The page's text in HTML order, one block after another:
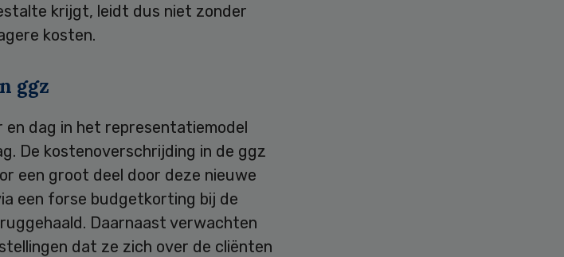
krijgt, leidt dus niet zonder
kosten.
ggz
en dag in het representatiemodel
De kostenoverschrijding in de ggz
een groot deel door deze nieuwe
een forse budgetkorting bij de
Daarnaast verwachten
dat ze zich over de cliënten